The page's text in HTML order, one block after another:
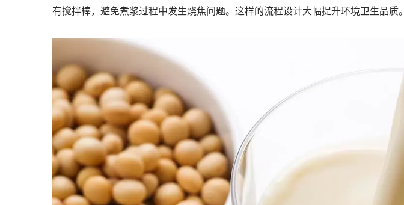
有搅拌棒，避免煮浆过程中发生烧焦问题。这样的流程设计大幅提升环境卫生品质。